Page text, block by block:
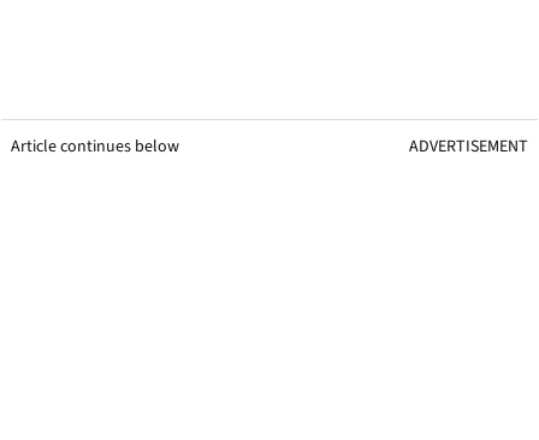
Article continues below ADVERTISEMENT